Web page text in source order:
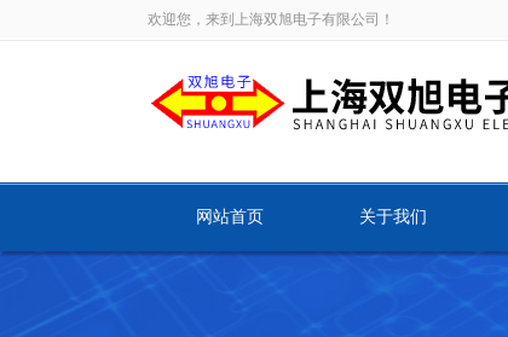
欢迎您，来到上海双旭电子有限公司！
网站首页 关于我们